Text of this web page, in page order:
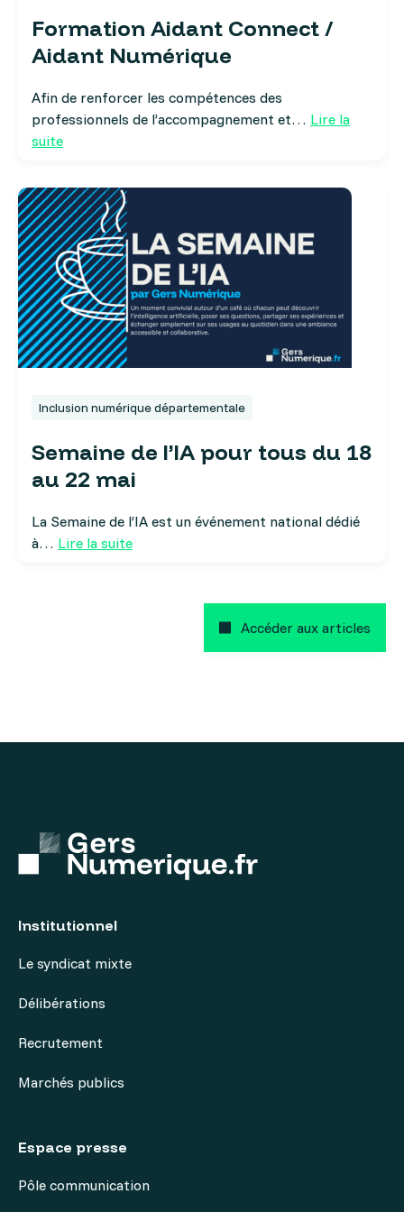
Formation Aidant Connect /
Aidant Numérique
Afin de renforcer les compétences des
professionnels de l’accompagnement et… Lire la
suite
Inclusion numérique départementale
Semaine de l’IA pour tous du 18
au 22 mai
La Semaine de l’IA est un événement national dédié
à… Lire la suite
Accéder aux articles
Institutionnel
Le syndicat mixte
Délibérations
Recrutement
Marchés publics
Espace presse
Pôle communication